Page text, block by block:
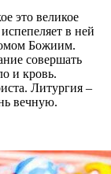
это великое
в ней
Божиим.
совершать
и кровь.
Литургия –
вечную.